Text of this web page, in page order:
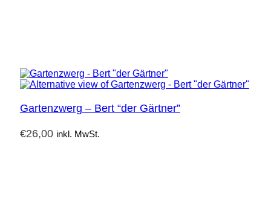
Gartenzwerg – Bert “der Gärtner”
€26,00 inkl. MwSt.